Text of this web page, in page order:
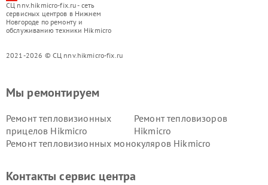
СЦ nnv.hikmicro-fix.ru - сеть
сервисных центров в Нижнем
Новгороде по ремонту и
обслуживанию техники Hikmicro
2021-2026 © СЦ nnv.hikmicro-fix.ru
Мы ремонтируем
Ремонт тепловизионных
прицелов Hikmicro
Ремонт тепловизоров
Hikmicro
Ремонт тепловизионных монокуляров Hikmicro
Контакты сервис центра